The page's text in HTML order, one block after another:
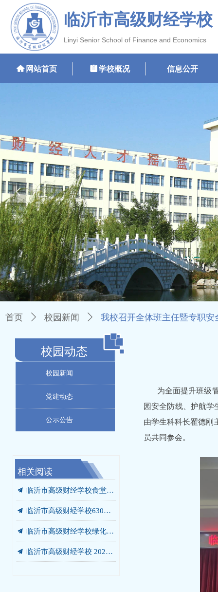
临沂市高级财经学校
Linyi Senior School of Finance and Economics
넳
낀 网站首页 뀳 学校概况 信息公开
首页 ꄲ 校园新闻 ꄲ 我校召开全体班主任暨专职安
为全面提升班级
园安全防线、护航学
由学生科科长翟德刚
员共同参会。
校园新闻
党建动态
公示公告
校园动态
相关阅读
끔 竞争性磋商公告
끔
끔
끔
끔
끔
끔
끔
끔
끔
끔
끔
끔
끔
끔
끔
끔
끔
끔